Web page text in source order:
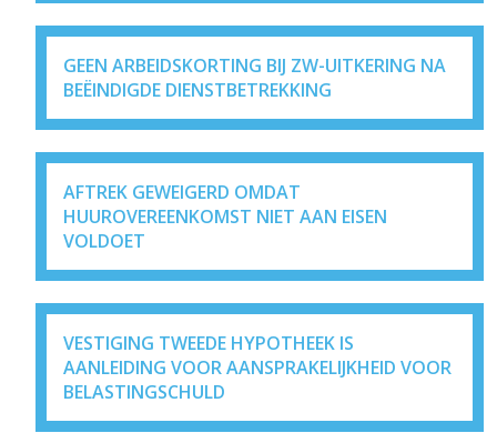
GEEN ARBEIDSKORTING BIJ ZW-UITKERING NA
BEËINDIGDE DIENSTBETREKKING
AFTREK GEWEIGERD OMDAT
HUUROVEREENKOMST NIET AAN EISEN
VOLDOET
VESTIGING TWEEDE HYPOTHEEK IS
AANLEIDING VOOR AANSPRAKELIJKHEID VOOR
BELASTINGSCHULD